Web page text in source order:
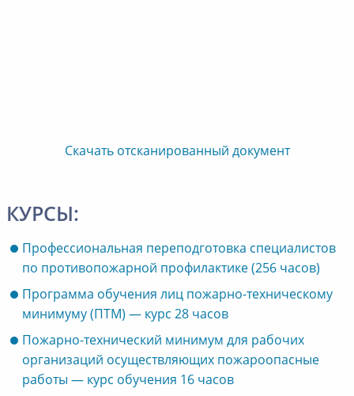
Скачать отсканированный документ
КУРСЫ:
Профессиональная переподготовка специалистов
по противопожарной профилактике (256 часов)
Программа обучения лиц пожарно-техническому
минимуму (ПТМ) — курс 28 часов
Пожарно-технический минимум для рабочих
организаций осуществляющих пожароопасные
работы — курс обучения 16 часов